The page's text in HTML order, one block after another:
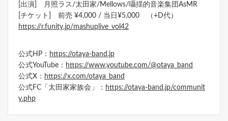
[出演] 月照ラス/太田家/Mellows/囁揺的音楽集団AsMR
[チケット] 前売 ¥4,000 / 当日¥5,000 （+D代）
https://r.funity.jp/mashuplive_vol42
公式HP： https://otaya-band.jp
公式YouTube： https://www.youtube.com/@otaya_band
公式X： https://x.com/otaya_band
公式FC「太田家家族会」： https://otaya-band.jp/communit
y.php